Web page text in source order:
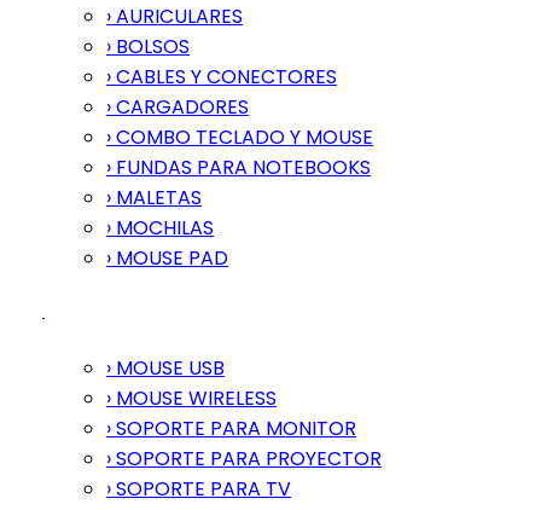
› AURICULARES
› BOLSOS
› CABLES Y CONECTORES
› CARGADORES
› COMBO TECLADO Y MOUSE
› FUNDAS PARA NOTEBOOKS
› MALETAS
› MOCHILAS
› MOUSE PAD
› MOUSE USB
› MOUSE WIRELESS
› SOPORTE PARA MONITOR
› SOPORTE PARA PROYECTOR
› SOPORTE PARA TV